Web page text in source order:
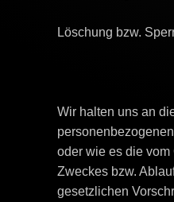
Löschung bzw.
Wir halten uns an
oder wie es die
Zweckes bzw.
gesetzlichen